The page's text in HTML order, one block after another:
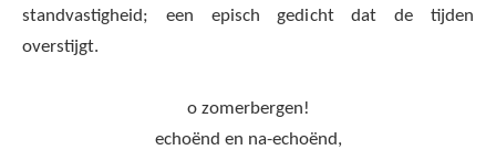
standvastigheid; een episch gedicht dat de tijden
overstijgt.
o zomerbergen!
echoënd en na-echoënd,